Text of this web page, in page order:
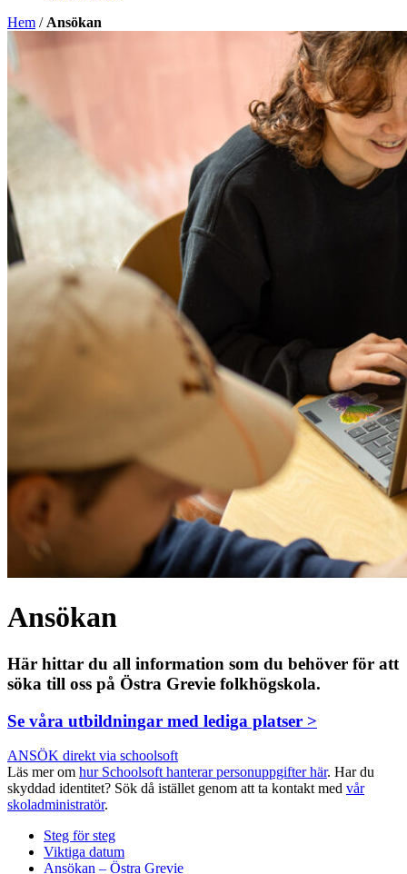
Hem / Ansökan
Ansökan
Här hittar du all information som du behöver för att
söka till oss på Östra Grevie folkhögskola.
Se våra utbildningar med lediga platser >
ANSÖK direkt via schoolsoft
Läs mer om hur Schoolsoft hanterar personuppgifter här. Har du
skyddad identitet? Sök då istället genom att ta kontakt med vår
skoladministratör.
Steg för steg
Viktiga datum
Ansökan – Östra Grevie